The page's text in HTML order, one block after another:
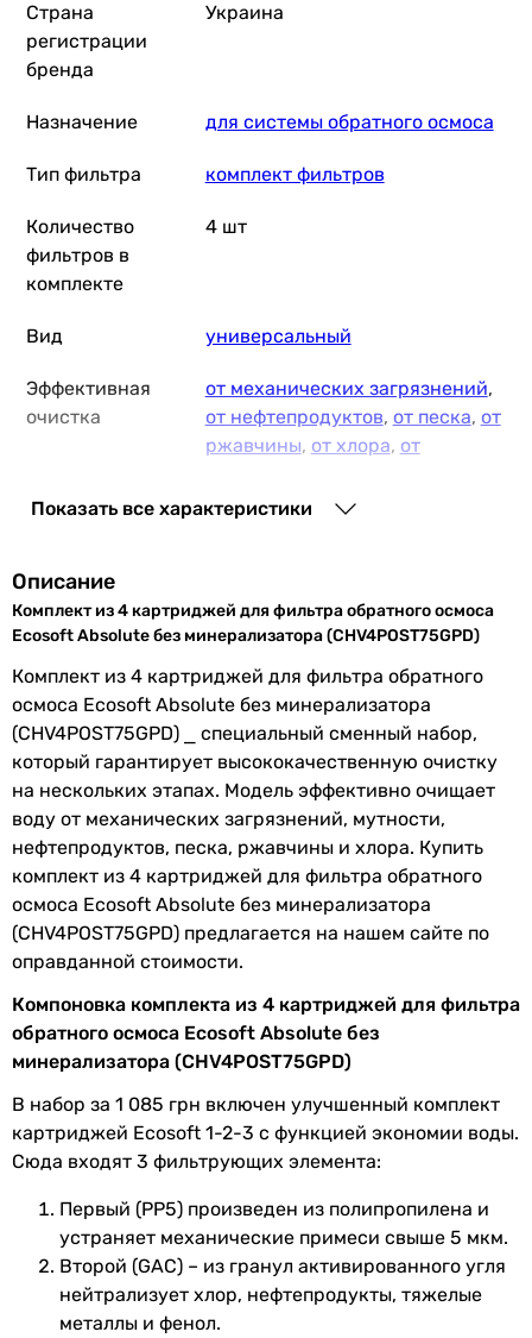
Страна
регистрации
бренда
Украина
Назначение для системы обратного осмоса
Тип фильтра комплект фильтров
Количество
фильтров в
комплекте
4 шт
Вид универсальный
Эффективная
очистка
от механических загрязнений,
от нефтепродуктов, от песка, от
ржавчины, от хлора, от
для холодной воды
Тонкость
очистки
Размер
картриджа
2,5 x 10 ″
Совместим с
Ecosoft Absolute MO575ECO,
Ecosoft Absolute MO575PSECO
Производство Украина
Коллекции Ecosoft Absolute
Комплектация
Ecosoft 1-2-3
(CHV3ECOAGR)-1шт.
температура
воды
Физические характеристики
Высота
Диаметр 60 мм
Показать все характеристики
Описание
Комплект из 4 картриджей для фильтра обратного осмоса
Ecosoft Absolute без минерализатора (CHV4POST75GPD)
Комплект из 4 картриджей для фильтра обратного
осмоса Ecosoft Absolute без минерализатора
(CHV4POST75GPD) ⎯ специальный сменный набор,
который гарантирует высококачественную очистку
на нескольких этапах. Модель эффективно очищает
воду от механических загрязнений, мутности,
нефтепродуктов, песка, ржавчины и хлора. Купить
комплект из 4 картриджей для фильтра обратного
осмоса Ecosoft Absolute без минерализатора
(CHV4POST75GPD) предлагается на нашем сайте по
оправданной стоимости.
Компоновка комплекта из 4 картриджей для фильтра
обратного осмоса Ecosoft Absolute без
минерализатора (CHV4POST75GPD)
В набор за 1 085 грн включен улучшенный комплект
картриджей Ecosoft 1-2-3 с функцией экономии воды.
Сюда входят 3 фильтрующих элемента:
Первый (РР5) произведен из полипропилена и
устраняет механические примеси свыше 5 мкм.
Второй (GAC) – из гранул активированного угля
нейтрализует хлор, нефтепродукты, тяжелые
металлы и фенол.